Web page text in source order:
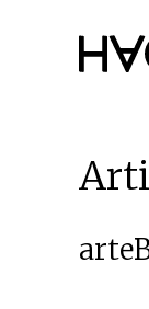
contenido